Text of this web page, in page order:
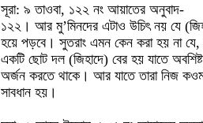
সূরা: ৯ তাওবা, ১২২ নং আয়াতের অনুবাদ-
১২২। আর মু’মিনদের এটাও উচিৎ নয় যে
হয়ে পড়বে। সুতরাং এমন কেন করা হয় না
একটি ছোট দল (জিহাদে) বের হয় যাতে
অর্জন করতে থাকে। আর যাতে তারা নিজ
সাবধান হয়।